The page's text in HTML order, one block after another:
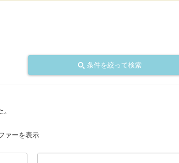
条件を絞って検索
ァーを表示